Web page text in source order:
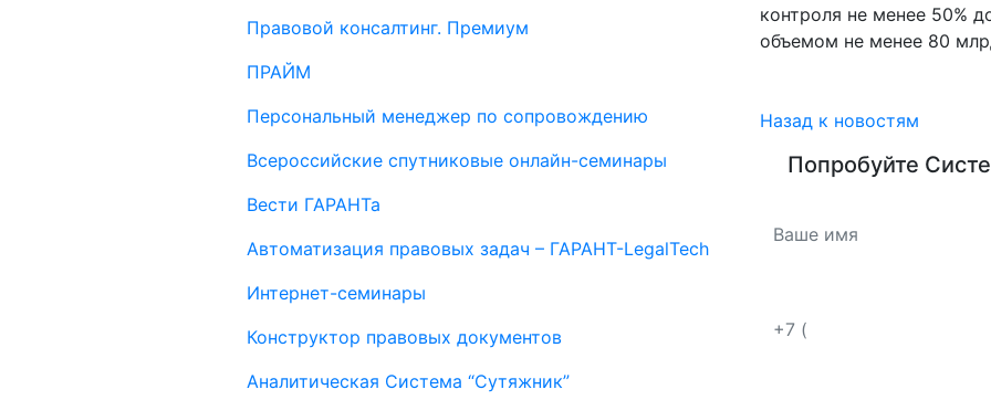
Правовой консалтинг. Премиум
ПРАЙМ
Персональный менеджер по сопровождению
Всероссийские спутниковые онлайн-семинары
Вести ГАРАНТа
Автоматизация правовых задач – ГАРАНТ-LegalTech
Интернет-семинары
Конструктор правовых документов
Аналитическая Система “Сутяжник”
контроля не менее 50%
объемом не менее 80
Назад к новостям
Попробуйте